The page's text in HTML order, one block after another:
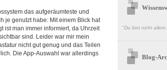
das aufgeräumteste und
je genutzt habe: Mit einem Blick hat
ist man immer informiert, da Uhrzeit
sind. Leider war mir mein
nicht gut genug und das Teilen
Die App-Auswahl war allerdings
"Du bist nicht
Blog-